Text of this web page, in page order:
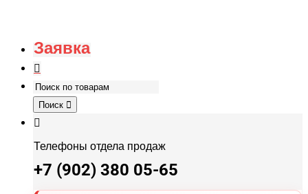
Заявка
Поиск
Телефоны отдела продаж
+7 (902) 380 05-65